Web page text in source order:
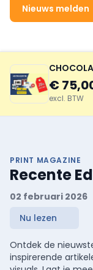
Nieuws melden
€
excl. BTW
PRINT MAGAZINE
Recente
02 februari 2026
Nu lezen
Ontdek de
inspirerende